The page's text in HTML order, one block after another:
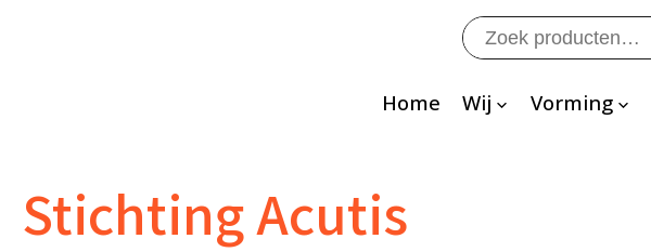
Zoeken
naar:
Home Wij Vorming
Stichting Acutis